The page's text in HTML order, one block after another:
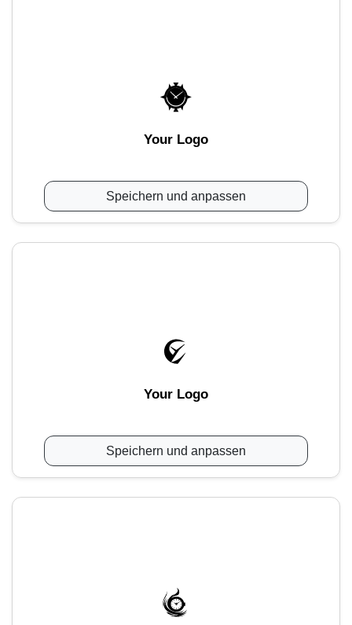
Your Logo
Speichern und anpassen
Your Logo
Speichern und anpassen